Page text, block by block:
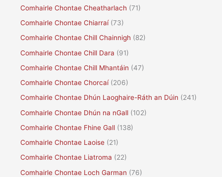
Comhairle Chontae Cheatharlach (71)
Comhairle Chontae Chiarraí(73)
Comhairle Chontae Chill Chainnigh (82)
Comhairle Chontae Chill Dara (91)
Comhairle Chontae Chill Mhantáin (47)
Comhairle Chontae Chorcaí(206)
Comhairle Chontae Dhún Laoghaire-Ráth an Dúin (241)
Comhairle Chontae Dhún na nGall (102)
Comhairle Chontae Fhine Gall (138)
Comhairle Chontae Laoise (21)
Comhairle Chontae Liatroma (22)
Comhairle Chontae Loch Garman (76)